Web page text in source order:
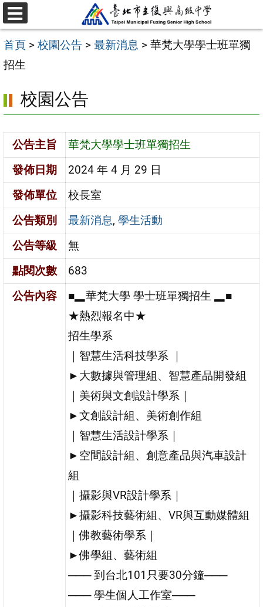
跳
至
主
要
容
區
選
單
首頁 > 校園公告 > 最新消息 > 華梵大學學士班單獨
招生
校園公告
公告主旨
華梵大學學士班單獨招生
發佈日期
2024 年 4 月 29 日
發佈單位
校長室
公告類別
最新消息,學生活動
公告等級
無
點閱次數
683
公告內容
■▂華梵大學 學士班單獨招生 ▂■
★熱烈報名中★
招生學系
｜智慧生活科技學系 ｜
►大數據與管理組、智慧產品開發組
｜美術與文創設計學系｜
►文創設計組、美術創作組
｜智慧生活設計學系｜
►空間設計組、創意產品與汽車設計
組
｜攝影與VR設計學系｜
►攝影科技藝術組、VR與互動媒體組
｜佛教藝術學系｜
►佛學組、藝術組
─── 到台北101只要30分鐘───
─── 學生個人工作室───